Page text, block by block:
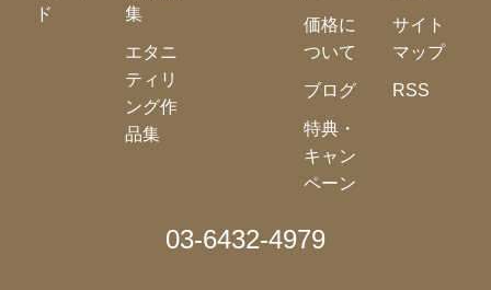
ド
集
エタニ
ティリ
ング作
品集
価格に
ついて
ブログ
特典・
キャン
ペーン
サイト
マップ
RSS
03-6432-4979